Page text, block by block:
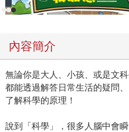
內容簡介
無論你是大人、小孩、或是文科
都能透過解答日常生活的疑問、
了解科學的原理！
說到「科學」，很多人腦中會